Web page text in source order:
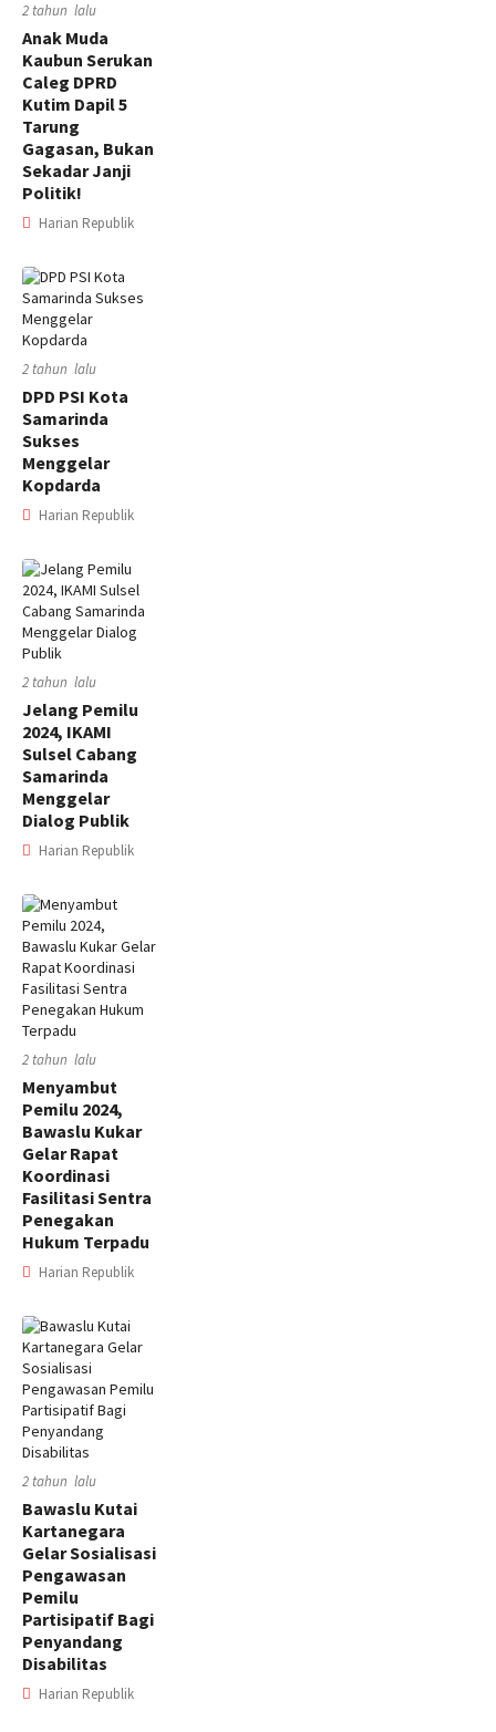
2 tahun lalu
Anak Muda
Kaubun Serukan
Caleg DPRD
Kutim Dapil 5
Tarung
Gagasan, Bukan
Sekadar Janji
Politik!
Harian Republik
2 tahun lalu
DPD PSI Kota
Samarinda
Sukses
Menggelar
Kopdarda
Harian Republik
2 tahun lalu
Jelang Pemilu
2024, IKAMI
Sulsel Cabang
Samarinda
Menggelar
Dialog Publik
Harian Republik
2 tahun lalu
Menyambut
Pemilu 2024,
Bawaslu Kukar
Gelar Rapat
Koordinasi
Fasilitasi Sentra
Penegakan
Hukum Terpadu
Harian Republik
2 tahun lalu
Bawaslu Kutai
Kartanegara
Gelar Sosialisasi
Pengawasan
Pemilu
Partisipatif Bagi
Penyandang
Disabilitas
Harian Republik